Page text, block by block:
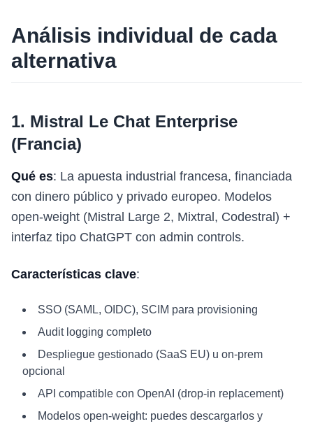
Análisis individual de cada
alternativa
1. Mistral Le Chat Enterprise
(Francia)
Qué es: La apuesta industrial francesa, financiada
con dinero público y privado europeo. Modelos
open-weight (Mistral Large 2, Mixtral, Codestral) +
interfaz tipo ChatGPT con admin controls.
Características clave:
SSO (SAML, OIDC), SCIM para provisioning
Audit logging completo
Despliegue gestionado (SaaS EU) u on-prem
opcional
API compatible con OpenAI (drop-in replacement)
Modelos open-weight: puedes descargarlos y